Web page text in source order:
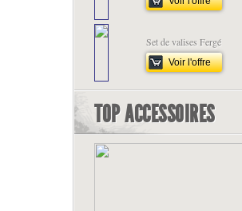
Set de valises Fergé
Voir l'offre
TOP ACCESSOIRES